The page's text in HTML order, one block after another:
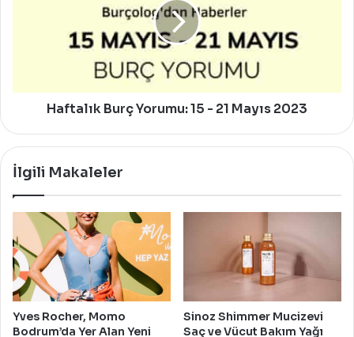
Haftalık Burç Yorumu: 15 - 21 Mayıs 2023
İlgili Makaleler
Yves Rocher, Momo
Bodrum’da Yer Alan Yeni
Sinoz Shimmer Mucizevi
Saç ve Vücut Bakım Yağı